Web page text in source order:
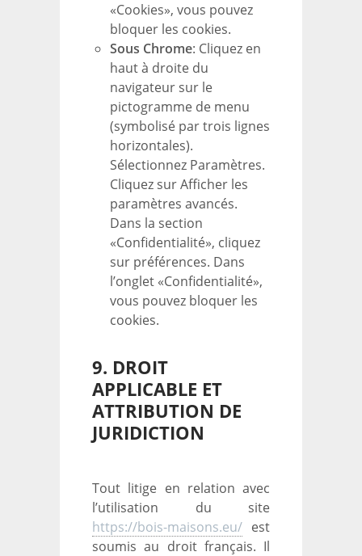
«Cookies», vous pouvez
bloquer les cookies.
Sous Chrome: Cliquez en
haut à droite du
navigateur sur le
pictogramme de menu
(symbolisé par trois lignes
horizontales).
Sélectionnez Paramètres.
Cliquez sur Afficher les
paramètres avancés.
Dans la section
«Confidentialité», cliquez
sur préférences. Dans
l’onglet «Confidentialité»,
vous pouvez bloquer les
cookies.
9. DROIT
APPLICABLE ET
ATTRIBUTION DE
JURIDICTION
Tout litige en relation avec
l’utilisation du site
https://bois-maisons.eu/ est
soumis au droit français. Il